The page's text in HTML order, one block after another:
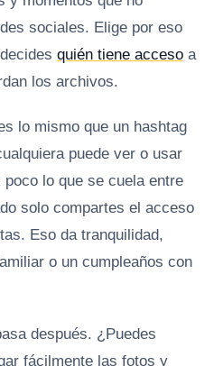
sociales. Elige por eso
quién tiene acceso a
los archivos.
lo mismo que un hashtag
puede ver o usar
lo que se cuela entre
solo compartes el acceso
Eso da tranquilidad,
o un cumpleaños con
después. ¿Puedes
fácilmente las fotos y